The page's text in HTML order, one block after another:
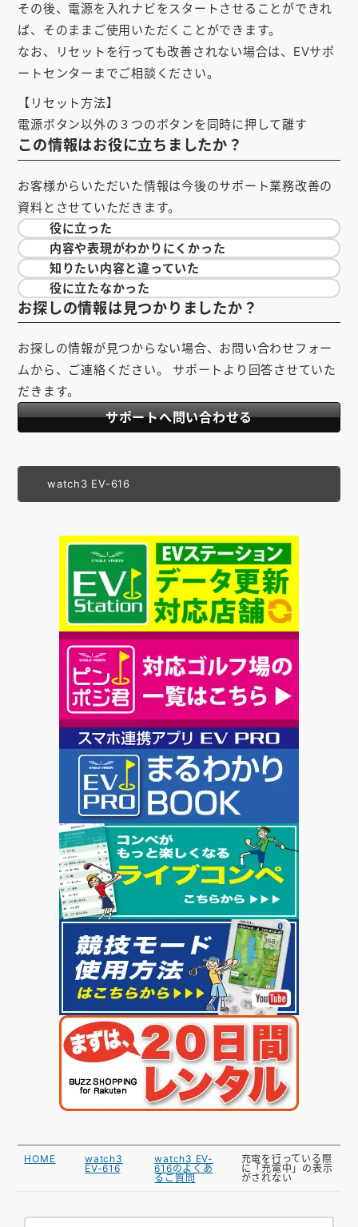
その後、電源を入れナビをスタートさせることができれ
ば、そのままご使用いただくことができます。
なお、リセットを行っても改善されない場合は、EVサポ
ートセンターまでご相談ください。
【リセット方法】
電源ボタン以外の３つのボタンを同時に押して離す
この情報はお役に立ちましたか？
お客様からいただいた情報は今後のサポート業務改善の
資料とさせていただきます。
役に立った
内容や表現がわかりにくかった
知りたい内容と違っていた
役に立たなかった
お探しの情報は見つかりましたか？
お探しの情報が見つからない場合、お問い合わせフォー
ムから、ご連絡ください。 サポートより回答させていた
だきます。
サポートへ問い合わせる
watch3 EV-616
HOME
watch3
EV-616
watch3 EV-
616のよくあ
るご質問
充電を行っている際
に「充電中」の表示
がされない